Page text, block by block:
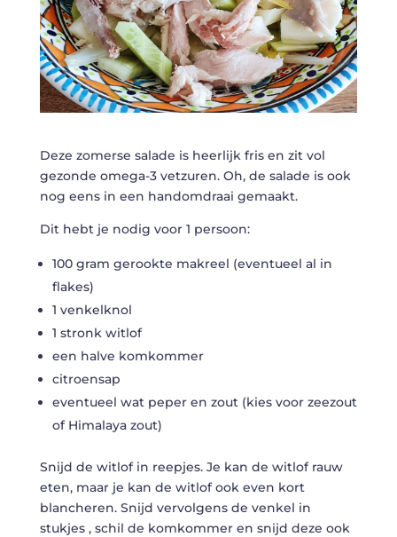
Deze zomerse salade is heerlijk fris en zit vol
gezonde omega-3 vetzuren. Oh, de salade is ook
nog eens in een handomdraai gemaakt.
Dit hebt je nodig voor 1 persoon:
100 gram gerookte makreel (eventueel al in
flakes)
1 venkelknol
1 stronk witlof
een halve komkommer
citroensap
eventueel wat peper en zout (kies voor zeezout
of Himalaya zout)
Snijd de witlof in reepjes. Je kan de witlof rauw
eten, maar je kan de witlof ook even kort
blancheren. Snijd vervolgens de venkel in
stukjes , schil de komkommer en snijd deze ook